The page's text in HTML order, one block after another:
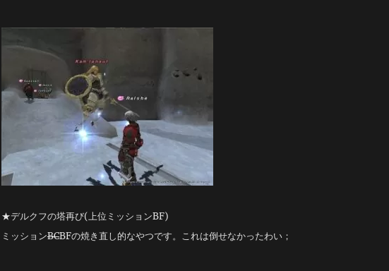
★デルクフの塔再び(上位ミッションBF)
ミッションBCBFの焼き直し的なやつです。これは倒せなかったわい；